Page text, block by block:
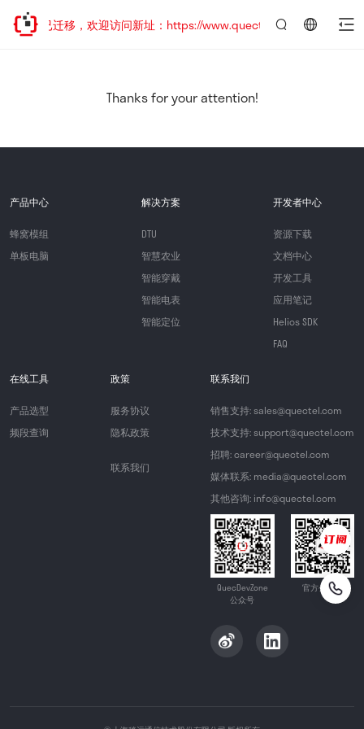
站地址已迁移，欢迎访问新址：https://www.quectel.com.cn
Thanks for your attention!
产品中心
蜂窝模组
单板电脑
解决方案
DTU
智慧农业
智能穿戴
智能电表
智能定位
开发者中心
资源下载
文档中心
开发工具
应用笔记
Helios SDK
FAQ
在线工具
产品选型
频段查询
政策
服务协议
隐私政策
联系我们
联系我们
销售支持: sales@quectel.com
技术支持: support@quectel.com
招聘: career@quectel.com
媒体联系: media@quectel.com
其他咨询: info@quectel.com
QuecDevZone
公众号
官方公众号